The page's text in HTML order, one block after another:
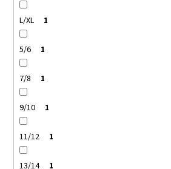
L/XL 1
5/6 1
7/8 1
9/10 1
11/12 1
13/14 1